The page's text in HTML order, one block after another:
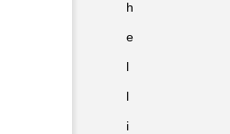
h
e
l
l
i